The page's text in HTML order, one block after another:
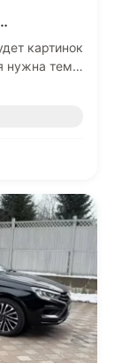
картинок
нужна тем,